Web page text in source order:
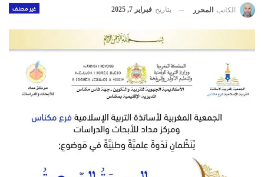
غير مصنف الكاتب المحرر بتاريخ فبراير 7, 2025